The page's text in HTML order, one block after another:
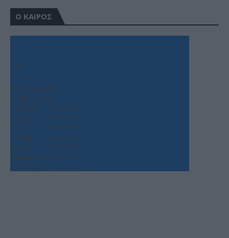
Ο ΚΑΙΡΟΣ
+36
°
C
+37°
+25°
Θεσσαλονίκη
Σάββατο, 08
Κυριακή
+38°+28°
Δευτέρα
+34°+25°
Τρίτη
+36°+26°
Τετάρτη
+38°+26°
Πέμπτη
+34°+26°
Παρασκευή+31°+24°
Πρόγνωση για 7 μέρες